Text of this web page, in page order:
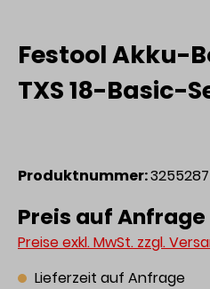
Festool Akku-
TXS 18-Basic-
Produktnummer:3255287
Preis auf Anfrage
Preise exkl. MwSt. zzgl.
Lieferzeit auf Anfrage